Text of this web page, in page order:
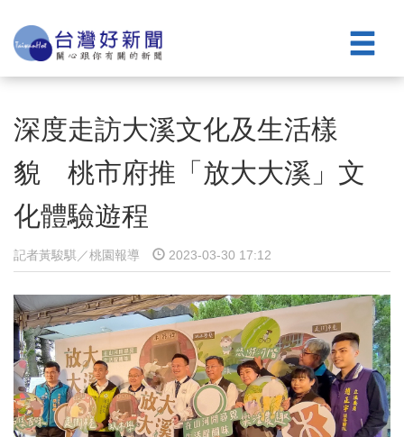
深度走訪大溪文化及生活樣
貌 桃市府推「放大大溪」文
化體驗遊程
記者黃駿騏／桃園報導 2023-03-30 17:12